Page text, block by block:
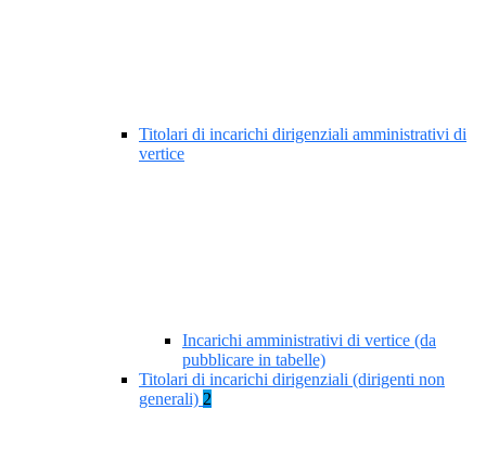
Titolari di incarichi dirigenziali amministrativi di
vertice
Incarichi amministrativi di vertice (da
pubblicare in tabelle)
Titolari di incarichi dirigenziali (dirigenti non
generali) 2